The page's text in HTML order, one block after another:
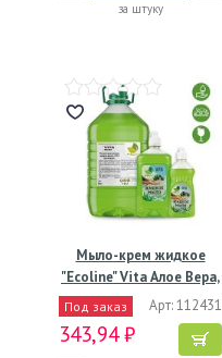
за штуку
Мыло-крем жидкое
"Ecoline" Vita Алое Вера,
Под заказ Арт: 112431
343,94 ₽